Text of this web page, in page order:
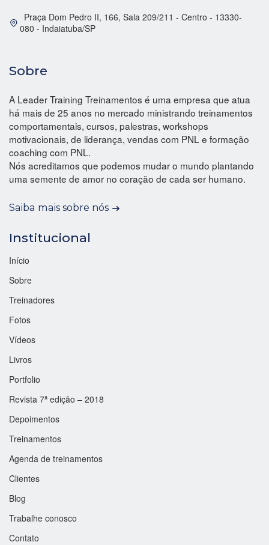
Praça Dom Pedro II, 166, Sala 209/211 - Centro - 13330-
080 - Indaiatuba/SP
Sobre
A Leader Training Treinamentos é uma empresa que atua
há mais de 25 anos no mercado ministrando treinamentos
comportamentais, cursos, palestras, workshops
motivacionais, de liderança, vendas com PNL e formação
coaching com PNL.
Nós acreditamos que podemos mudar o mundo plantando
uma semente de amor no coração de cada ser humano.
Saiba mais sobre nós
Institucional
Início
Sobre
Treinadores
Fotos
Vídeos
Livros
Portfolio
Revista 7ª edição – 2018
Depoimentos
Treinamentos
Agenda de treinamentos
Clientes
Blog
Trabalhe conosco
Contato